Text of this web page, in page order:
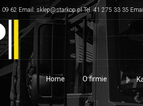
62 Email: sklep@starkop.pl Tel. 41 275 33 35
Home O firmie